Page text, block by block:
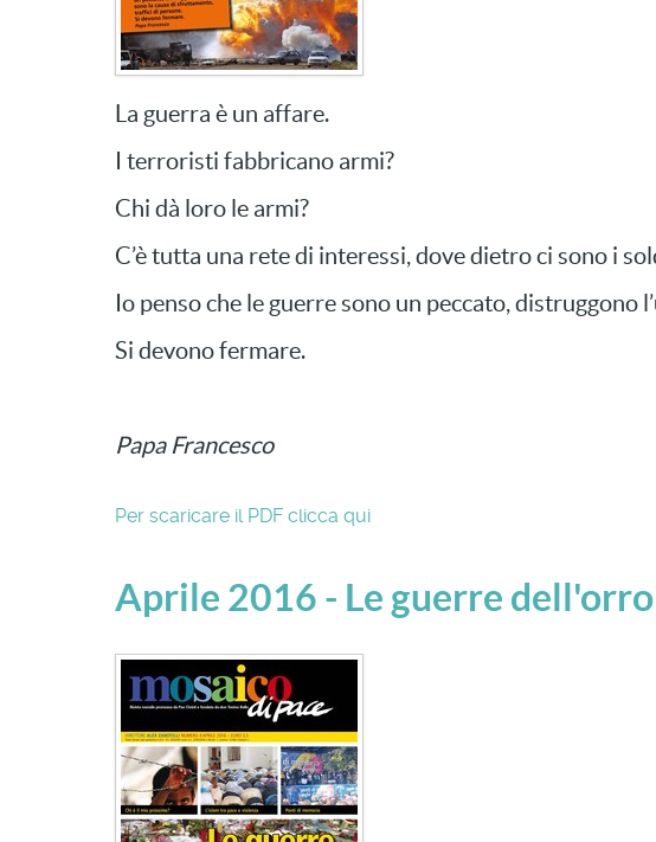
La guerra è un affare.
I terroristi fabbricano armi?
Chi dà loro le armi?
C’è tutta una rete di interessi, dove dietro ci sono i
Io penso che le guerre sono un peccato,
Si devono fermare.
Papa Francesco
Per scaricare il PDF clicca qui
Aprile 2016 - Le guerre